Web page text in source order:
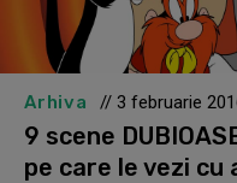
Arhiva // 3 februarie
9 scene
pe care le vezi cu